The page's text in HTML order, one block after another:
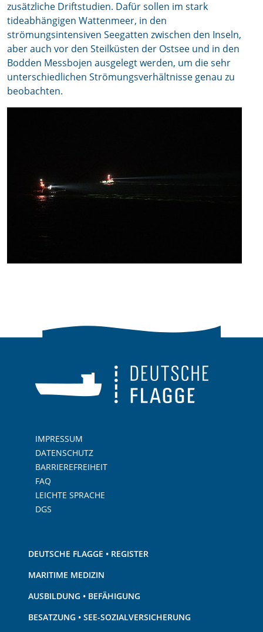
zusätzliche Driftstudien. Dafür sollen im stark
tideabhängigen Wattenmeer, in den
strömungsintensiven Seegatten zwischen den Inseln,
aber auch vor den Steilküsten der Ostsee und in den
Bodden Messbojen ausgelegt werden, um die sehr
unterschiedlichen Strömungsverhältnisse genau zu
beobachten.
IMPRESSUM
DATENSCHUTZ
BARRIEREFREIHEIT
FAQ
LEICHTE SPRACHE
DGS
DEUTSCHE FLAGGE • REGISTER
MARITIME MEDIZIN
AUSBILDUNG • BEFÄHIGUNG
BESATZUNG • SEE-SOZIALVERSICHERUNG